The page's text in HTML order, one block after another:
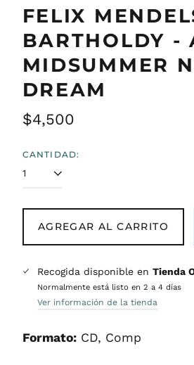
FELIX
BARTHOLDY -
MIDSUMMER
DREAM
Precio
$4,500
CANTIDAD:
AGREGAR AL CARRITO
Recogida disponible en Tienda
Normalmente está listo en 2 a 4 días
Ver información de la tienda
Formato:CD, Comp